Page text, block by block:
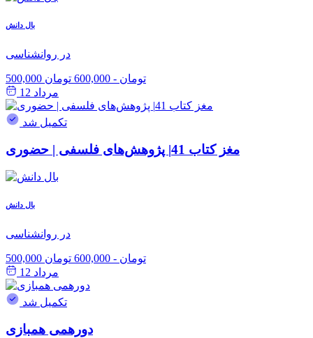
بال دانش
در روانشناسی
500,000 تومان - 600,000 تومان
مرداد 12
تکمیل شد
مغز کتاب 41| پژوهش‌های فلسفی | حضوری
بال دانش
در روانشناسی
500,000 تومان - 600,000 تومان
مرداد 12
تکمیل شد
دورهمی همبازی